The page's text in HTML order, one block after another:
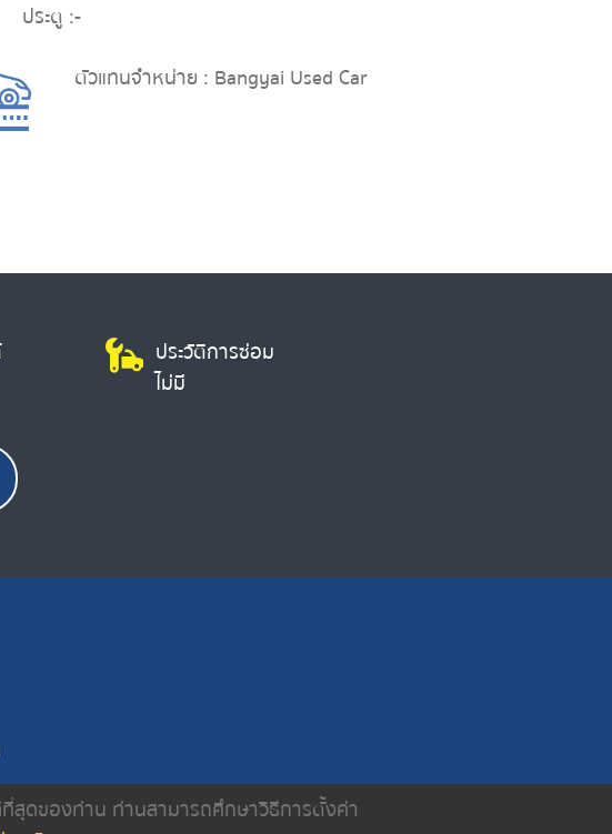
ประตู :-
ตัวแทนจำหน่าย : Bangyai Used Car
ประวัติการซ่อม
ไม่มี
บทความ ติดต่อเรา นโยบายความเป็นส่วนตัว
สุดของท่าน ท่านสามารถศึกษาวิธีการตั้งค่า